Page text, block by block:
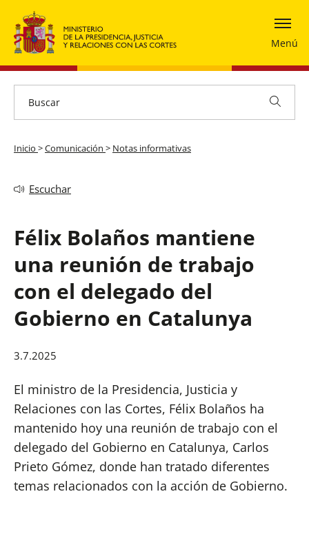
Menú
Inicio >Comunicación > Notas informativas
Escuchar
Félix Bolaños mantiene
una reunión de trabajo
con el delegado del
Gobierno en Catalunya
3.7.2025
El ministro de la Presidencia, Justicia y
Relaciones con las Cortes, Félix Bolaños ha
mantenido hoy una reunión de trabajo con el
delegado del Gobierno en Catalunya, Carlos
Prieto Gómez, donde han tratado diferentes
temas relacionados con la acción de Gobierno.